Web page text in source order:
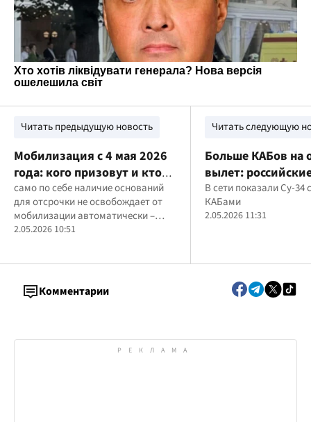
Читать предыдущую новость
Мобилизация с 4 мая 2026
года: кого призовут и кто
не подлежит
само по себе наличие оснований
для отсрочки не освобождает от
мобилизации автоматически –
статус необходимо оформить
2.05.2026 10:51
Читать следующую
Больше КАБов на
вылет:
сменили тактику
В сети показали Су-34
КАБами
2.05.2026 11:31
Комментарии